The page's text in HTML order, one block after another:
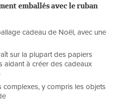
emballés avec le ruban
cadeau de Noël, avec une
sur la plupart des papiers
aidant à créer des cadeaux
y compris les objets